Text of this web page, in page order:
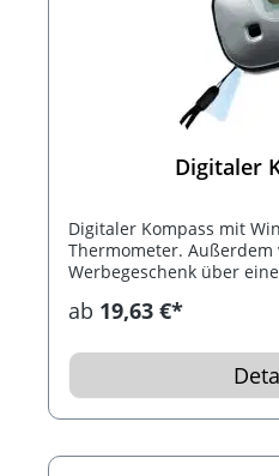
Digitaler
Digitaler Kompass mit
Thermometer. Außerdem
Werbegeschenk über
1/100 Stoppuhr mit
blauem Licht. Zudem hat
spritzwassergeschützte
Hintergrundbeleuchtung
Befestigungskordel.
ab 19,63 €*